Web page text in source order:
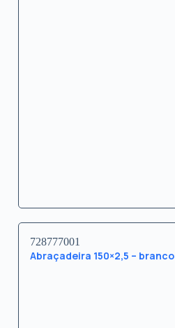
728777001
Abraçadeira 150×2,5 – branco